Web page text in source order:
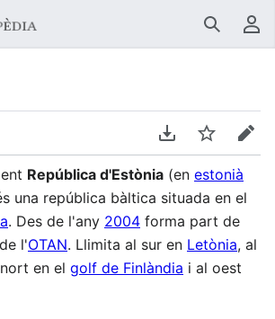
Buscar
idioma Descarregar en
Vigilar
República d'Estònia (en estonià
una república bàltica situada en el
. Des de l'any 2004 forma part de
l'OTAN. Llimita al sur en Letònia, al
en el golf de Finlàndia i al oest